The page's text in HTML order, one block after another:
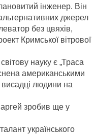
інженер. Він
джерел
без цвяхів,
Кримської вітрової
науку є „Траса
американськими
висадці людини на
зробив ще у
українського